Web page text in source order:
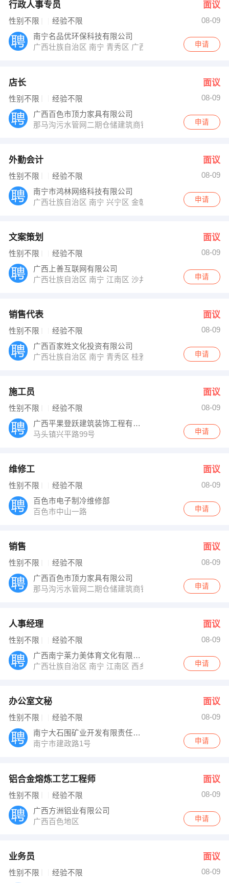
行政人事专员 面议
性别不限 经验不限
08-09
南宁名品优环保科技有限公司
广西壮族自治区 南宁 青秀区 广西南宁青秀区金湖路52-1
申请
店长 面议
性别不限 经验不限
08-09
广西百色市顶力家具有限公司
那马沟污水管网二期仓储建筑商铺第6号
申请
外勤会计 面议
性别不限 经验不限
08-09
南宁市鸿林网络科技有限公司
广西壮族自治区 南宁 兴宁区 金朝阳大厦2座5楼申请
文案策划 面议
性别不限 经验不限
08-09
广西上善互联网有限公司
广西壮族自治区 南宁 江南区 沙井大道56号南宁华南城3
申请
销售代表 面议
性别不限 经验不限
08-09
广西百家姓文化投资有限公司
广西壮族自治区 南宁 青秀区 桂雅路16号天昌东盟中央城
申请
施工员 面议
性别不限 经验不限
08-09
广西平果登跃建筑装饰工程有限公司
马头镇兴平路99号
申请
维修工 面议
性别不限 经验不限
08-09
百色市电子制冷维修部
百色市中山一路
申请
销售 面议
性别不限 经验不限
08-09
广西百色市顶力家具有限公司
那马沟污水管网二期仓储建筑商铺第6号
申请
人事经理 面议
性别不限 经验不限
08-09
广西南宁莱力美体育文化有限公司
广西壮族自治区 南宁 江南区 西乡塘区明秀西路正恒国际
申请
办公室文秘 面议
性别不限 经验不限
08-09
南宁大石围矿业开发有限责任公司
南宁市建政路1号
申请
铝合金熔炼工艺工程师 面议
性别不限 经验不限
08-09
广西方洲铝业有限公司
广西百色地区
申请
业务员 面议
性别不限 经验不限
08-09